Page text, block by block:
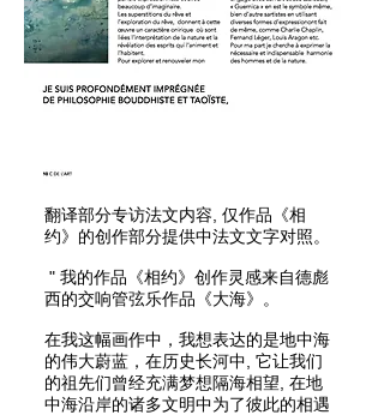
翻译部分专访法文内容, 仅作品《相
约》的创作部分提供中法文文字对照。
" 我的作品《相约》创作灵感来自德彪
西的交响管弦乐作品《大海》。
在我这幅画作中，我想表达的是地中海
的伟大蔚蓝，在历史长河中, 它让我们
的祖先们曾经充满梦想隔海相望, 在地
中海沿岸的诸多文明中为了彼此的相遇